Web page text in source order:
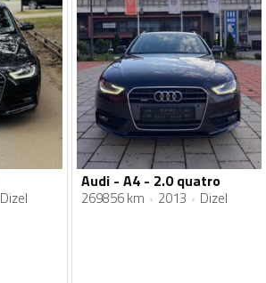
Dizel
Audi - A4 - 2.0 quatro
269856 km 2013 Dizel